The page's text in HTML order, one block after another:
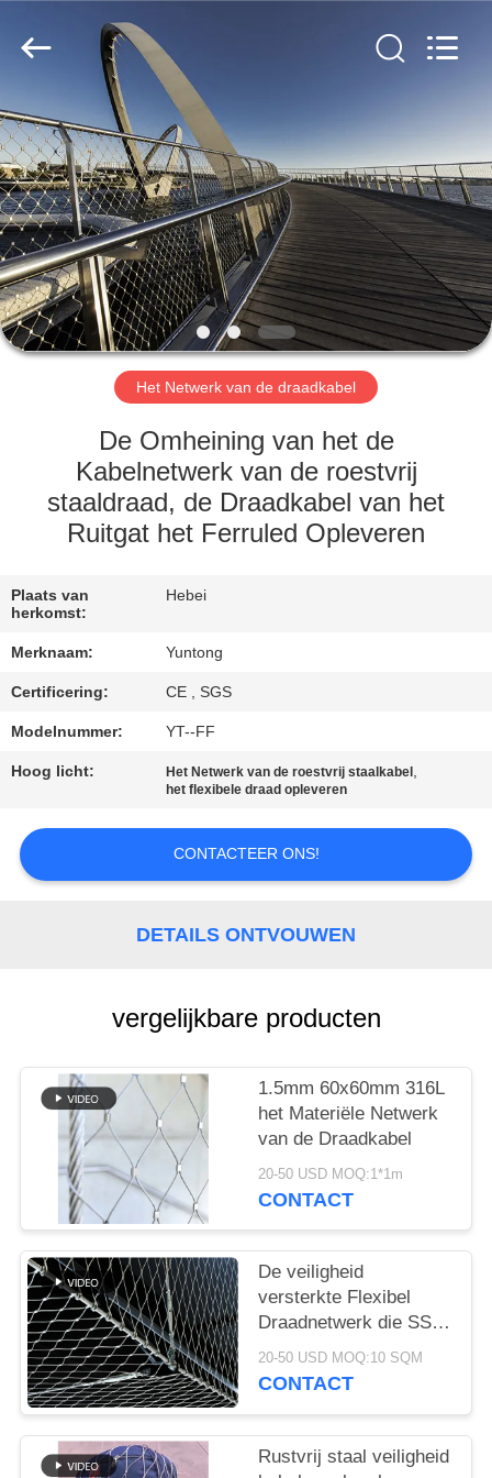
HUIS
PRODUCTEN
ONGEVEER
ONS
FABRIEKSREIS
KWALITEITSCONTROLE
CONTACTEER
NIEUWS
OM EEN
CITAAT
PRIVACYBELEID
Wire
Mesh
Reserved.
Het Netwerk van de draadkabel
De Omheining van het de
Kabelnetwerk van de roestvrij
staaldraad, de Draadkabel van het
Ruitgat het Ferruled Opleveren
Plaats van
herkomst:
Hebei
Merknaam: Yuntong
Certificering: CE , SGS
Modelnummer: YT--FF
Hoog licht: Het Netwerk van de roestvrij staalkabel ,
het flexibele draad opleveren
CONTACTEER ONS!
DETAILS ONTVOUWEN
vergelijkbare producten
1.5mm 60x60mm 316L
het Materiële Netwerk
van de Draadkabel
20-50 USD MOQ:1*1m
CONTACT
De veiligheid
versterkte Flexibel
Draadnetwerk die SS
304 opleveren
Architecturale Ferruled
20-50 USD MOQ:10 SQM
CONTACT
Rustvrij staal veiligheid